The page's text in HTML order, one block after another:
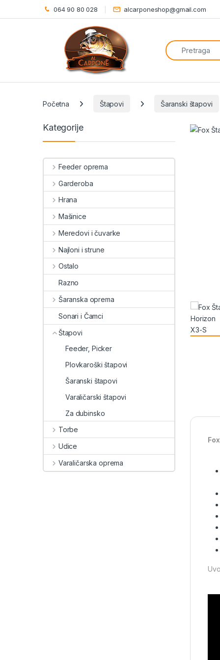
064 90 80 028 alcarponeshop@gmail.com
Search for:
Početna Štapovi Šaranski štapovi
Kategorije
Feeder oprema
Garderoba
Hrana
Mašinice
Meredovi i čuvarke
Najloni i strune
Ostalo
Razno
Šaranska oprema
Sonari i Čamci
Štapovi
Feeder, Picker
Plovkaroški štapovi
Šaranski štapovi
Varaličarski štapovi
Za dubinsko
Torbe
Udice
Varaličarska oprema